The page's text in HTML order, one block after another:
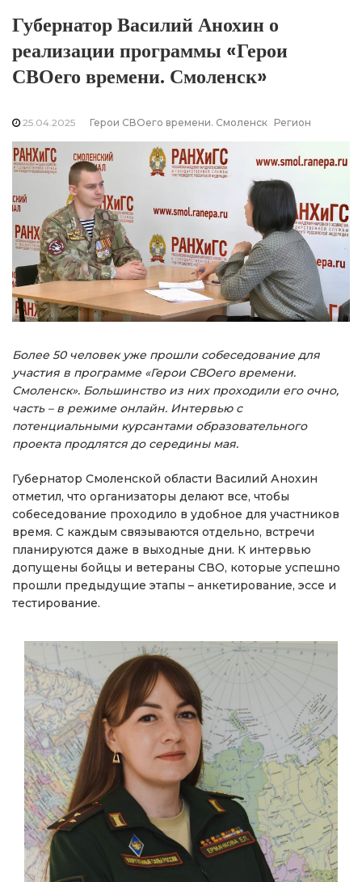
Губернатор Василий Анохин о
реализации программы «Герои
СВОего времени. Смоленск»
25.04.2025 Герои СВОего времени. Смоленск Регион
Более 50 человек уже прошли собеседование для
участия в программе «Герои СВОего времени.
Смоленск». Большинство из них проходили его очно,
часть – в режиме онлайн. Интервью с
потенциальными курсантами образовательного
проекта продлятся до середины мая.
Губернатор Смоленской области Василий Анохин
отметил, что организаторы делают все, чтобы
собеседование проходило в удобное для участников
время. С каждым связываются отдельно, встречи
планируются даже в выходные дни. К интервью
допущены бойцы и ветераны СВО, которые успешно
прошли предыдущие этапы – анкетирование, эссе и
тестирование.